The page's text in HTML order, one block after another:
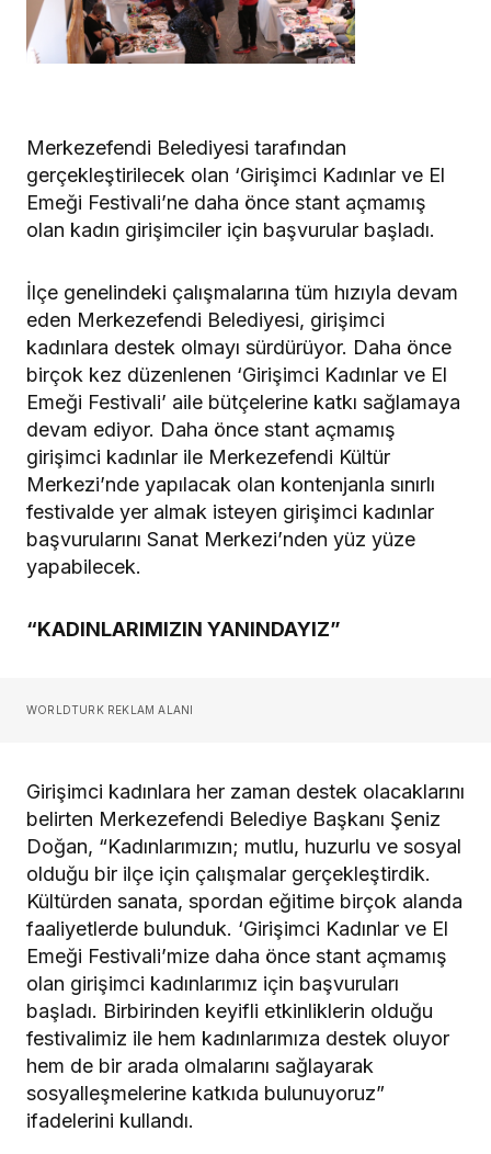
Merkezefendi Belediyesi tarafından
gerçekleştirilecek olan ‘Girişimci Kadınlar ve El
Emeği Festivali’ne daha önce stant açmamış
olan kadın girişimciler için başvurular başladı.
İlçe genelindeki çalışmalarına tüm hızıyla devam
eden Merkezefendi Belediyesi, girişimci
kadınlara destek olmayı sürdürüyor. Daha önce
birçok kez düzenlenen ‘Girişimci Kadınlar ve El
Emeği Festivali’ aile bütçelerine katkı sağlamaya
devam ediyor. Daha önce stant açmamış
girişimci kadınlar ile Merkezefendi Kültür
Merkezi’nde yapılacak olan kontenjanla sınırlı
festivalde yer almak isteyen girişimci kadınlar
başvurularını Sanat Merkezi’nden yüz yüze
yapabilecek.
“KADINLARIMIZIN YANINDAYIZ”
WORLDTURK REKLAM ALANI
Girişimci kadınlara her zaman destek olacaklarını
belirten Merkezefendi Belediye Başkanı Şeniz
Doğan, “Kadınlarımızın; mutlu, huzurlu ve sosyal
olduğu bir ilçe için çalışmalar gerçekleştirdik.
Kültürden sanata, spordan eğitime birçok alanda
faaliyetlerde bulunduk. ‘Girişimci Kadınlar ve El
Emeği Festivali’mize daha önce stant açmamış
olan girişimci kadınlarımız için başvuruları
başladı. Birbirinden keyifli etkinliklerin olduğu
festivalimiz ile hem kadınlarımıza destek oluyor
hem de bir arada olmalarını sağlayarak
sosyalleşmelerine katkıda bulunuyoruz”
ifadelerini kullandı.